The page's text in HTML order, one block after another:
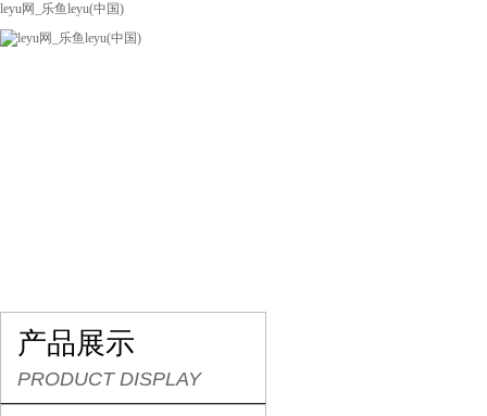
leyu网_乐鱼leyu(中国)
产品展示
PRODUCT DISPLAY